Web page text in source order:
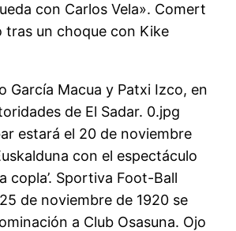
con Carlos Vela». Comert
tras un choque con Kike
García Macua y Patxi Izco, en
de El Sadar. 0.jpg
estará el 20 de noviembre
con el espectáculo
copla’. Sportiva Foot-Ball
de noviembre de 1920 se
a Club Osasuna. Ojo